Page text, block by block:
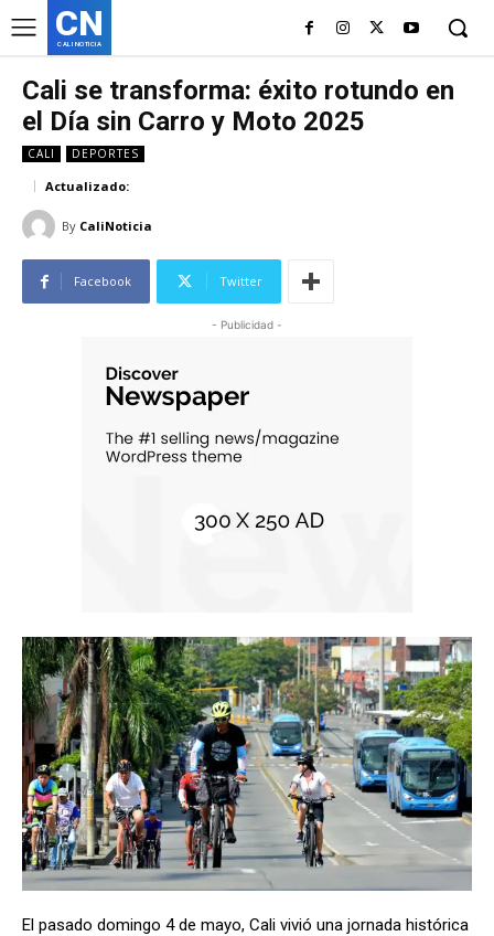
CN
CALI NOTICIA
Cali se transforma: éxito rotundo en
el Día sin Carro y Moto 2025
CALI DEPORTES
Actualizado:
By CaliNoticia
Facebook Twitter
- Publicidad -
El pasado domingo 4 de mayo, Cali vivió una jornada histórica